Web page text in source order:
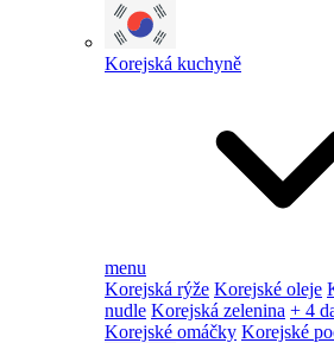
Korejská kuchyně
menu
Korejská rýže Korejské oleje
nudle Korejská zelenina + 4
Korejské omáčky Korejské